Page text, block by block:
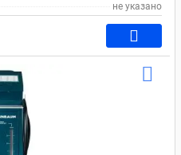
не указано